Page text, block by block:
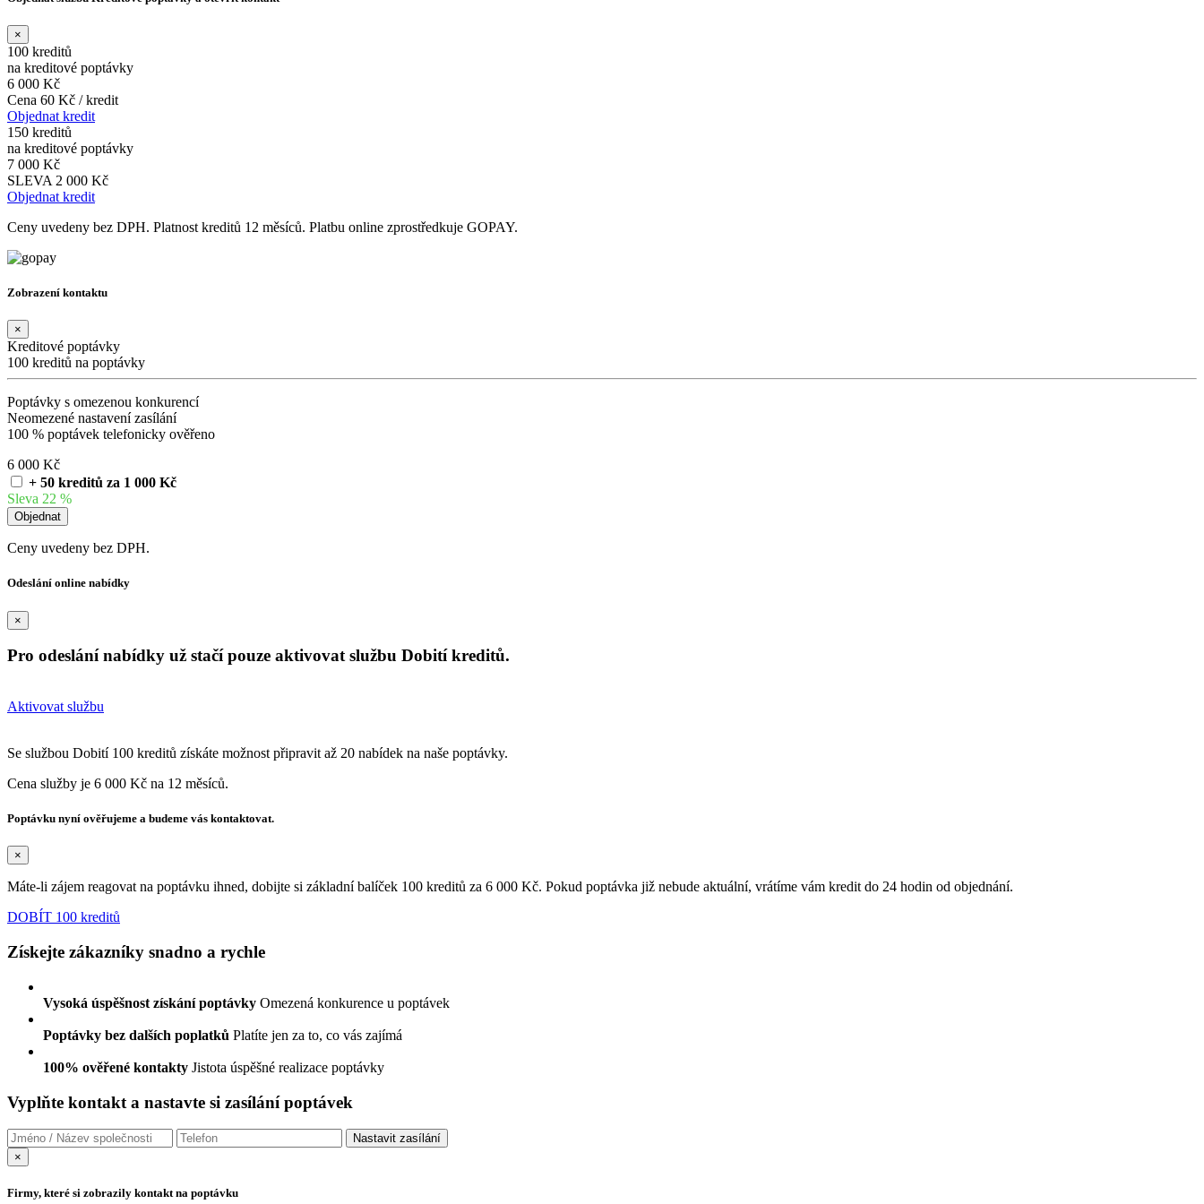
×
100 kreditů
na kreditové poptávky
6 000 Kč
Cena 60 Kč / kredit
Objednat kredit
150 kreditů
na kreditové poptávky
7 000 Kč
SLEVA 2 000 Kč
Objednat kredit
Ceny uvedeny bez DPH. Platnost kreditů 12 měsíců. Platbu online zprostředkuje GOPAY.
Zobrazení kontaktu
×
Kreditové poptávky
100 kreditů na poptávky
Poptávky s omezenou konkurencí
Neomezené nastavení zasílání
100 % poptávek telefonicky ověřeno
6 000 Kč
+ 50 kreditů za 1 000 Kč
Sleva 22 %
Ceny uvedeny bez DPH.
Odeslání online nabídky
×
Pro odeslání nabídky už stačí pouze aktivovat službu Dobití kreditů.
Aktivovat službu
Se službou Dobití 100 kreditů získáte možnost připravit až 20 nabídek na naše poptávky.
Cena služby je 6 000 Kč na 12 měsíců.
Poptávku nyní ověřujeme a budeme vás kontaktovat.
×
Máte-li zájem reagovat na poptávku ihned, dobijte si základní balíček 100 kreditů za 6 000 Kč. Pokud poptávka již nebude aktuální, vrátíme vám kredit do 24 hodin od objednání.
DOBÍT 100 kreditů
Získejte zákazníky snadno a rychle
Vysoká úspěšnost získání poptávky Omezená konkurence u poptávek
Poptávky bez dalších poplatků Platíte jen za to, co vás zajímá
100% ověřené kontakty Jistota úspěšné realizace poptávky
Vyplňte kontakt a nastavte si zasílání poptávek
×
Firmy, které si zobrazily kontakt na poptávku